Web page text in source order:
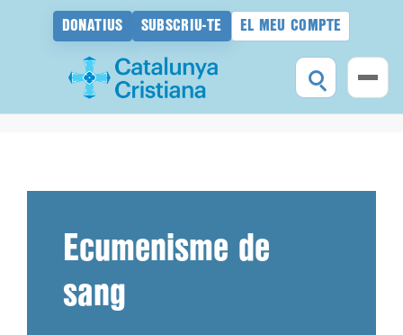
DONATIUS SUBSCRIU-TE EL MEU COMPTE
Ecumenisme de
sang